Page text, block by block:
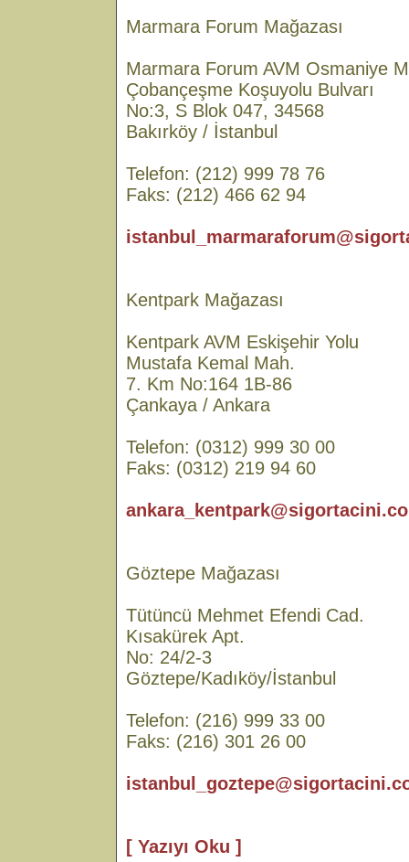
Marmara Forum Mağazası
Marmara Forum AVM Osmaniye
Çobançeşme Koşuyolu Bulvarı
No:3, S Blok 047, 34568
Bakırköy / İstanbul
Telefon: (212) 999 78 76
Faks: (212) 466 62 94
Kentpark Mağazası
Kentpark AVM Eskişehir Yolu
Mustafa Kemal Mah.
7. Km No:164 1B-86
Çankaya / Ankara
Telefon: (0312) 999 30 00
Faks: (0312) 219 94 60
Göztepe Mağazası
Tütüncü Mehmet Efendi Cad.
Kısakürek Apt.
No: 24/2-3
Göztepe/Kadıköy/İstanbul
Telefon: (216) 999 33 00
Faks: (216) 301 26 00
[ Yazıyı Oku ]